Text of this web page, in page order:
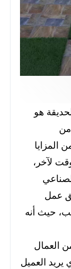
هو
من
المزايا
لآخر،
عمل
حيث أنه
العمال
يريد العميل